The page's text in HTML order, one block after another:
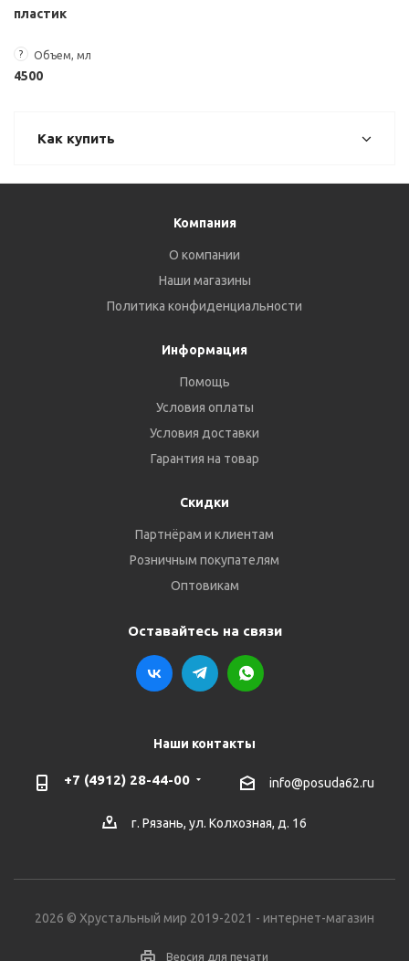
пластик
? Объем, мл
4500
Как купить
Компания
О компании
Наши магазины
Политика конфиденциальности
Информация
Помощь
Условия оплаты
Условия доставки
Гарантия на товар
Скидки
Партнёрам и клиентам
Розничным покупателям
Оптовикам
Оставайтесь на связи
Наши контакты
+7 (4912) 28-44-00 info@posuda62.ru
г. Рязань, ул. Колхозная, д. 16
2026 © Хрустальный мир 2019-2021 - интернет-магазин
Версия для печати